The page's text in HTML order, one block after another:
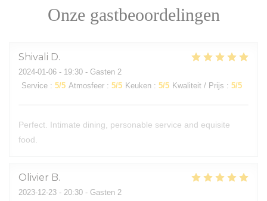
Onze gastbeoordelingen
Shivali D
2024-01-06 - 19:30 - Gasten 2
Service : 5/5 Atmosfeer : 5/5 Keuken : 5/5 Kwaliteit / Prijs : 5/5
Perfect. Intimate dining, personable service and equisite
food.
Olivier B
2023-12-23 - 20:30 - Gasten 2